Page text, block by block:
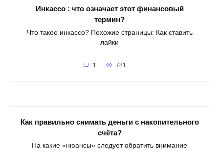
Инкассо : что означает этот финансовый
термин?
Что такое инкассо? Похожие страницы: Как ставить
лайки
1 781
Как правильно снимать деньги с накопительного
счёта?
На какие «нюансы» следует обратить внимание